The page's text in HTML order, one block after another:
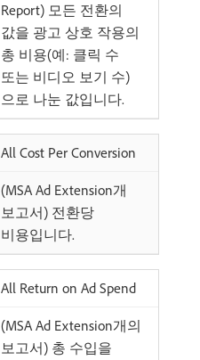
Report) 모든 전환의
값을 광고 상호 작용의
총 비용(예: 클릭 수
또는 비디오 보기 수)
으로 나눈 값입니다.
All Cost Per Conversion
(MSA Ad Extension개
보고서) 전환당
비용입니다.
All Return on Ad Spend
(MSA Ad Extension개의
보고서) 총 수입을